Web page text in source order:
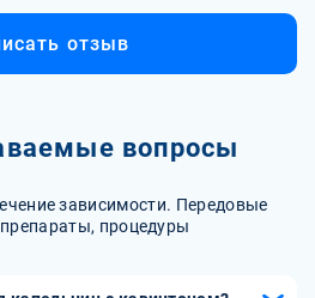
отзыв
вопросы
зависимости. Передовые
процедуры